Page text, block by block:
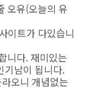
오유(오늘의 유
트가 다있습니
니다. 재미있는
기남이 됩니다.
오니 개념없는